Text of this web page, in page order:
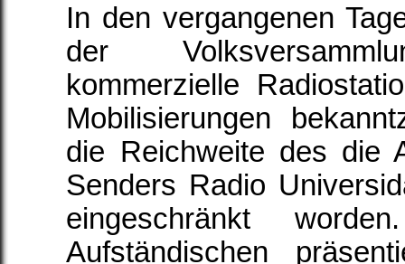
In den vergangenen
der
kommerzielle
Mobilisierungen
die Reichweite des die
Senders Radio
eingeschränkt
Aufständischen